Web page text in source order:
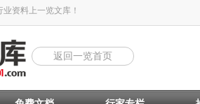
资料上一览文库！
返回一览首页